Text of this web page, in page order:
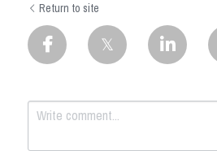
Return to site